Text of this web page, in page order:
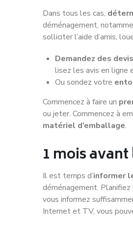
Dans tous les cas,
déménagement,
solliciter l’aide d’amis,
Demandez des devis
lisez les avis en ligne
Ou sondez votre
Commencez à faire un
ou jeter. Commencez à
matériel d’emballage.
1 mois
Il est temps d’informer
déménagement.
vous informez
Internet et TV, vous